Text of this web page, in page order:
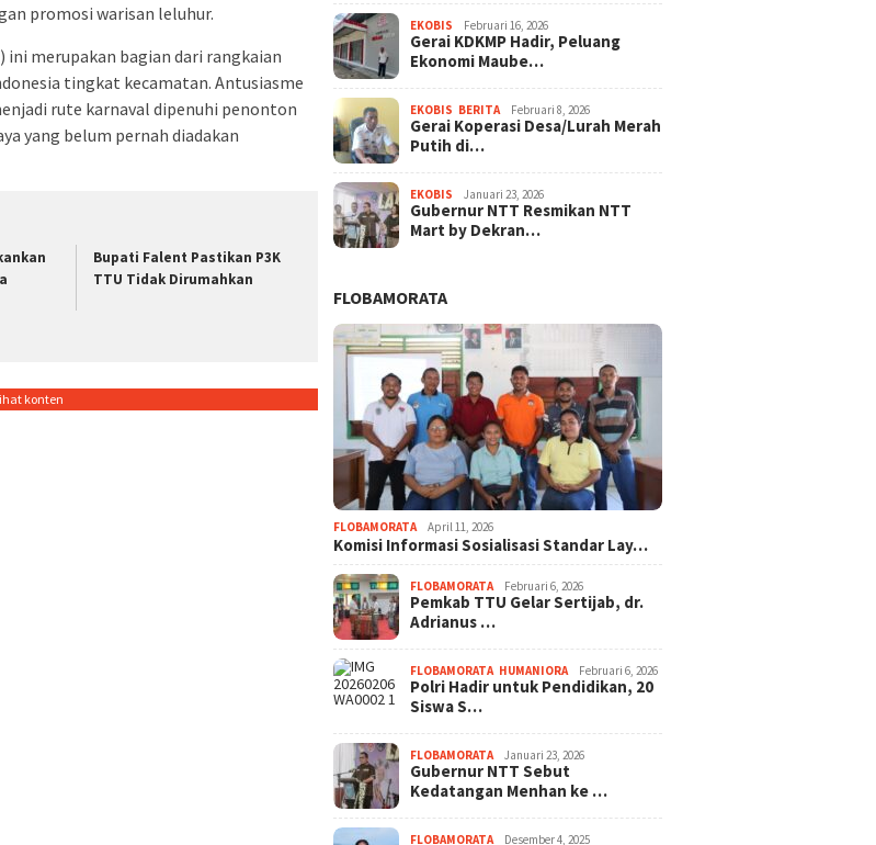
promosi warisan leluhur.
merupakan bagian dari rangkaian
tingkat kecamatan. Antusiasme
rute karnaval dipenuhi penonton
yang belum pernah diadakan
Bupati Falent Pastikan P3K
TTU Tidak Dirumahkan
konten
EKOBIS Februari 16, 2026
Gerai KDKMP Hadir, Peluang
Ekonomi Maube…
EKOBIS BERITA Februari 8, 2026
Gerai Koperasi Desa/Lurah Merah
Putih di…
EKOBIS Januari 23, 2026
Gubernur NTT Resmikan NTT
Mart by Dekran…
FLOBAMORATA
FLOBAMORATA April 11, 2026
Komisi Informasi Sosialisasi Standar Lay…
FLOBAMORATA Februari 6, 2026
Pemkab TTU Gelar Sertijab, dr.
Adrianus …
FLOBAMORATA, HUMANIORA Februari 6, 2026
Polri Hadir untuk Pendidikan, 20
Siswa S…
FLOBAMORATA Januari 23, 2026
Gubernur NTT Sebut
Kedatangan Menhan ke …
FLOBAMORATA Desember 4, 2025